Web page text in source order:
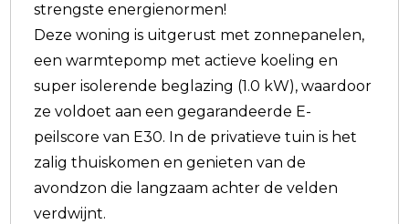
strengste energienormen!
Deze woning is uitgerust met zonnepanelen,
een warmtepomp met actieve koeling en
super isolerende beglazing (1.0 kW), waardoor
ze voldoet aan een gegarandeerde E-
peilscore van E30. In de privatieve tuin is het
zalig thuiskomen en genieten van de
avondzon die langzaam achter de velden
verdwijnt.